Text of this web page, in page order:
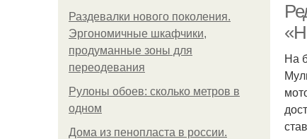
Раздевалки нового поколения.
Эргономичные шкафчики,
продуманные зоны для
переодевания
Рулоны обоев: сколько метров в
одном
Дома из пенопласта в россии.
На